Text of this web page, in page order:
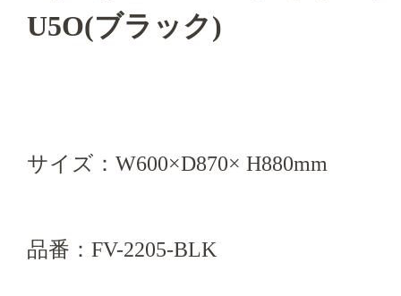
U5O(ブラック)
サイズ：W600×D870× H880mm
品番：FV-2205-BLK